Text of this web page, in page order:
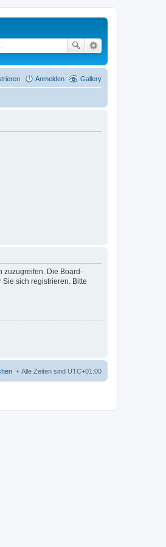
Gallery
Anmelden
zuzugreifen. Die Board-
sich registrieren. Bitte
Alle Zeiten sind UTC+01:00